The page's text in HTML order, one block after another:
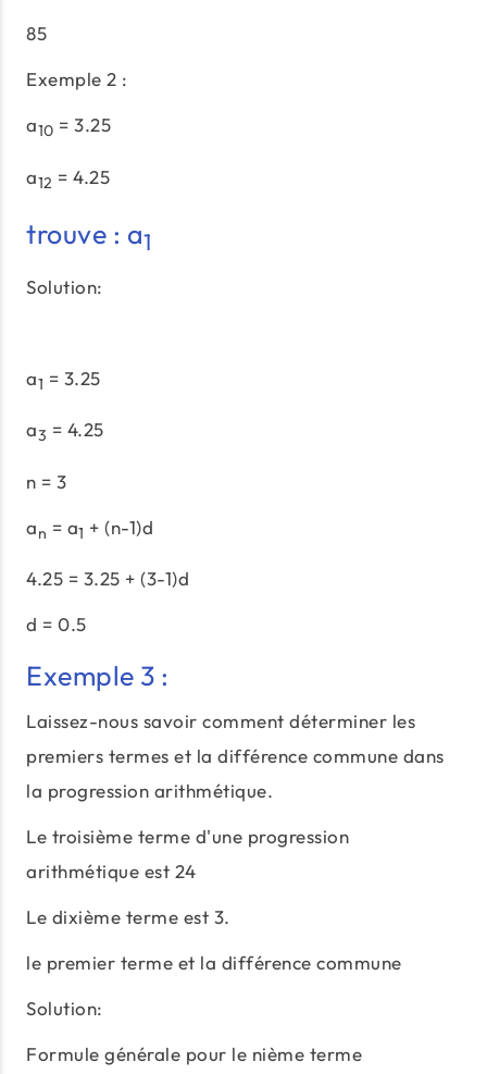
85
Exemple 2 :
a10 = 3.25
a12 = 4.25
trouve : a1
Solution:
a1 = 3.25
a3 = 4.25
n = 3
an = a1 + (n-1)d
4.25 = 3.25 + (3-1)d
d = 0.5
Exemple 3 :
Laissez-nous savoir comment déterminer les
premiers termes et la différence commune dans
la progression arithmétique.
Le troisième terme d'une progression
arithmétique est 24
Le dixième terme est 3.
le premier terme et la différence commune
Solution:
Formule générale pour le nième terme